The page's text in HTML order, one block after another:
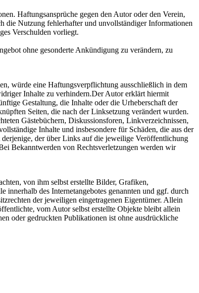
Haftungsansprüche gegen den Autor oder den Verein,
die Nutzung fehlerhafter und unvollständiger Informationen
Verschulden vorliegt.
ohne gesonderte Ankündigung zu verändern, zu
würde eine Haftungsverpflichtung ausschließlich in dem
Inhalte zu verhindern.Der Autor erklärt hiermit
Gestaltung, die Inhalte oder die Urheberschaft der
Seiten, die nach der Linksetzung verändert wurden.
Gästebüchern, Diskussionsforen, Linkverzeichnissen,
Inhalte und insbesondere für Schäden, die aus der
der über Links auf die jeweilige Veröffentlichung
Bekanntwerden von Rechtsverletzungen werden wir
von ihm selbst erstellte Bilder, Grafiken,
des Internetangebotes genannten und ggf. durch
der jeweiligen eingetragenen Eigentümer. Allein
vom Autor selbst erstellte Objekte bleibt allein
oder gedruckten Publikationen ist ohne ausdrückliche